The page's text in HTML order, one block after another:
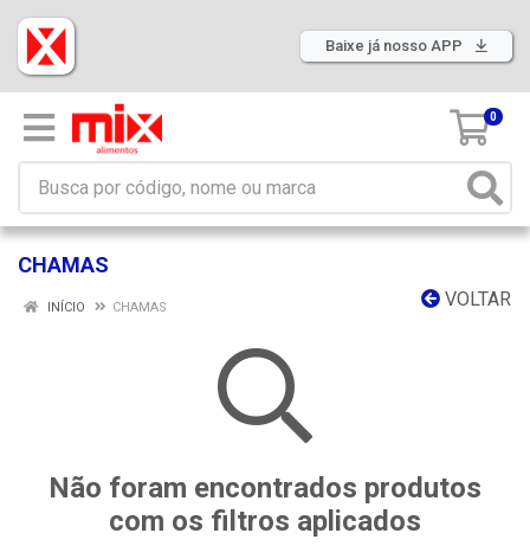
Baixe já nosso APP
0
CHAMAS
VOLTAR
INÍCIO CHAMAS
Não foram encontrados produtos
com os filtros aplicados